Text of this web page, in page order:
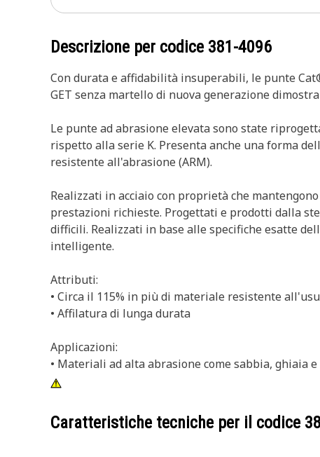
Descrizione per codice 381-4096
Con durata e affidabilità insuperabili, le punte
GET senza martello di nuova generazione
Le punte ad abrasione elevata sono state
rispetto alla serie K. Presenta anche una forma
resistente all'abrasione (ARM).
Realizzati in acciaio con proprietà che
prestazioni richieste. Progettati e prodotti dalla
difficili. Realizzati in base alle specifiche esatte
intelligente.
Attributi:
• Circa il 115% in più di materiale resistente
• Affilatura di lunga durata
Applicazioni:
• Materiali ad alta abrasione come sabbia, ghiaia
Caratteristiche tecniche per il codice